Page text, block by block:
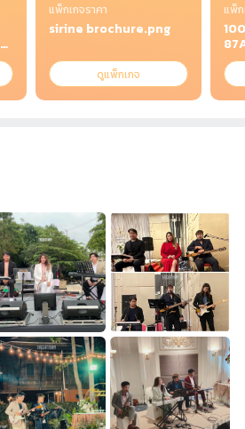
แพ็กเกจราคา
sirine brochure.png
ดูแพ็กเกจ
แพ็ก